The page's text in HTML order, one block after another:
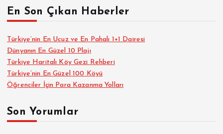
En Son Çıkan Haberler
Türkiye’nin En Ucuz ve En Pahalı 1+1 Dairesi
Dünyanın En Güzel 10 Plajı
Türkiye Haritalı Köy Gezi Rehberi
Türkiye’nin En Güzel 100 Köyü
Öğrenciler İçin Para Kazanma Yolları
Son Yorumlar